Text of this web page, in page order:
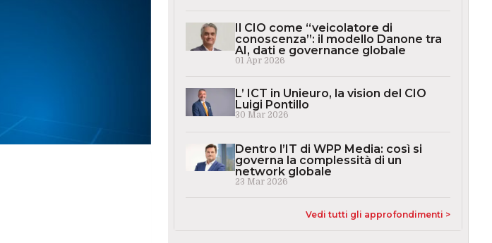
Il CIO come “veicolatore di
conoscenza”: il modello Danone tra
AI, dati e governance globale
01 Apr 2026
L’ ICT in Unieuro, la vision del CIO
Luigi Pontillo
30 Mar 2026
Dentro l’IT di WPP Media: così si
governa la complessità di un
network globale
23 Mar 2026
Vedi tutti gli approfondimenti >